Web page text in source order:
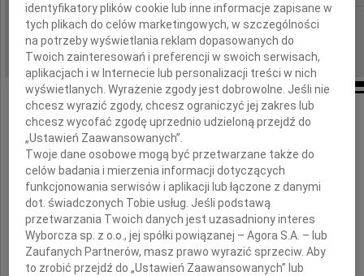
REGION: Kraków
DATA EMISJI: 12.01.2011
W dniu 9 stycznia 2011 roku
odszedł z naszego grona Kolega i Przyjaciel
Adam Marszalik
identyfikatory plików cookie lub inne informacje zapisane w
tych plikach do celów marketingowych, w szczególności
na potrzeby wyświetlania reklam dopasowanych do
Twoich zainteresowań i preferencji w swoich serwisach,
aplikacjach i w Internecie lub personalizacji treści w nich
wyświetlanych. Wyrażenie zgody jest dobrowolne. Jeśli nie
chcesz wyrazić zgody, chcesz ograniczyć jej zakres lub
chcesz wycofać zgodę uprzednio udzieloną przejdź do
„Ustawień Zaawansowanych”.
Twoje dane osobowe mogą być przetwarzane także do
celów badania i mierzenia informacji dotyczących
funkcjonowania serwisów i aplikacji lub łączone z danymi
dot. świadczonych Tobie usług. Jeśli podstawą
przetwarzania Twoich danych jest uzasadniony interes
Wyborcza sp. z o.o., jej spółki powiązanej – Agora S.A. – lub
Zaufanych Partnerów, masz prawo wyrazić sprzeciw. Aby
to zrobić przejdź do „Ustawień Zaawansowanych” lub